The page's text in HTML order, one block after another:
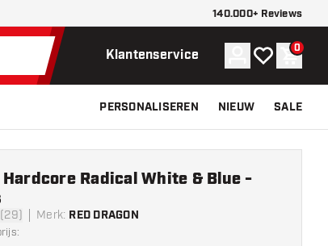
140.000+ Reviews
Klantenservice Account
Mijn 0
PERSONALISEREN NIEUW SALE
Merk: RED DRAGON
Hardcore Radical White & Blue -